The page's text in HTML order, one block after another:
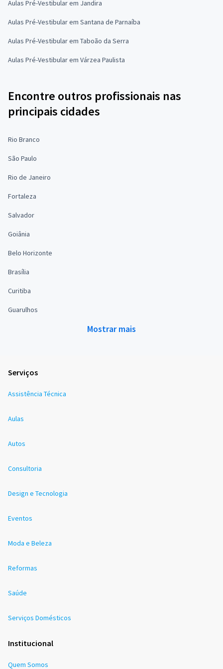
Aulas Pré-Vestibular em Jandira
Aulas Pré-Vestibular em Santana de Parnaíba
Aulas Pré-Vestibular em Taboão da Serra
Aulas Pré-Vestibular em Várzea Paulista
Encontre outros profissionais nas
principais cidades
Rio Branco
São Paulo
Rio de Janeiro
Fortaleza
Salvador
Goiânia
Belo Horizonte
Brasília
Curitiba
Guarulhos
Mostrar mais
Serviços
Assistência Técnica
Aulas
Autos
Consultoria
Design e Tecnologia
Eventos
Moda e Beleza
Reformas
Saúde
Serviços Domésticos
Institucional
Quem Somos